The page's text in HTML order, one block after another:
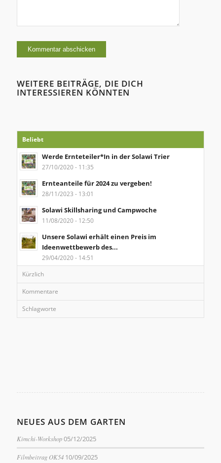
WEITERE BEITRÄGE, DIE DICH
INTERESSIEREN KÖNNTEN
Beliebt
Werde Ernteteiler*In in der Solawi Trier
27/10/2020 - 11:35
Ernteanteile für 2024 zu vergeben!
28/11/2023 - 13:01
Solawi Skillsharing und Campwoche
11/08/2020 - 12:50
Unsere Solawi erhält einen Preis im
Ideenwettbewerb des...
29/04/2020 - 14:51
Kürzlich
Kommentare
Schlagworte
NEUES AUS DEM GARTEN
Kimchi-Workshop 05/12/2025
Filmbeitrag OK54 10/09/2025